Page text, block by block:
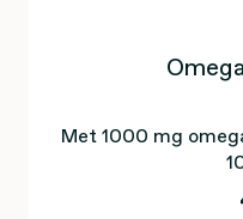
Met 1000 mg